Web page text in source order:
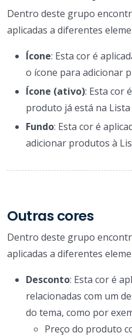
Dentro deste grupo
aplicadas a diferentes
Ícone: Esta cor é
o ícone para adicionar
Ícone (ativo): Esta cor
produto já está na Lista
Fundo: Esta cor é
adicionar produtos à
Outras cores
Dentro deste grupo
aplicadas a diferentes
Desconto: Esta cor é
relacionadas com um
do tema, como por
Preço do produto